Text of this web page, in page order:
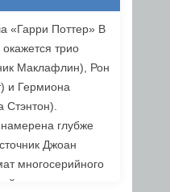
«Гарри Поттер» В
трио
Маклафлин), Рон
и Гермиона
глубже
Джоан
многосерийного
позволяет лучше